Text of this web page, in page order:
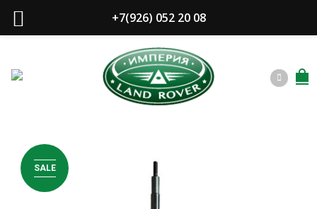
SALE
+7(926) 052 20 08